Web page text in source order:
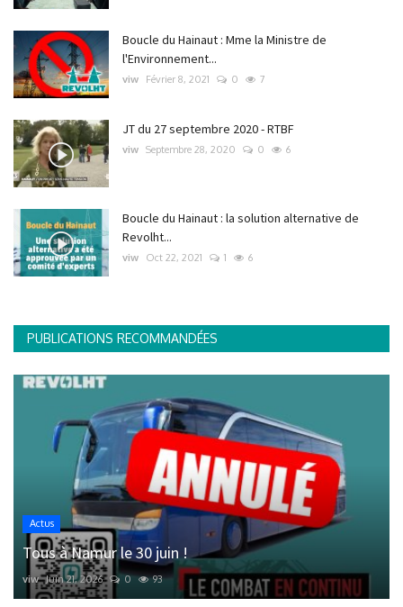
Boucle du Hainaut : Mme la Ministre de
l'Environnement...
viw Février 8, 2021 0 7
JT du 27 septembre 2020 - RTBF
viw Septembre 28, 2020 0 6
Boucle du Hainaut : la solution alternative de
Revolht...
viw Oct 22, 2021 1 6
PUBLICATIONS RECOMMANDÉES
Actus
Tous à Namur le 30 juin !
viw Juin 21, 2026 0 93